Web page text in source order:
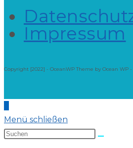
Impressum
Copyright [2022] - OceanWP Theme by Ocean WP
Menü schließen